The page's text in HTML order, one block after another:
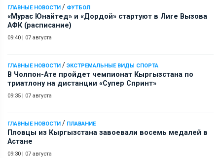
ГЛАВНЫЕ НОВОСТИ / ФУТБОЛ
«Мурас Юнайтед» и «Дордой» стартуют в Лиге Вызова
АФК (расписание)
09:40 07 августа
ГЛАВНЫЕ НОВОСТИ / ЭКСТРЕМАЛЬНЫЕ ВИДЫ СПОРТА
В Чолпон-Ате пройдет чемпионат Кыргызстана по
триатлону на дистанции «Супер Спринт»
09:35 07 августа
ГЛАВНЫЕ НОВОСТИ / ПЛАВАНИЕ
Пловцы из Кыргызстана завоевали восемь медалей в
Астане
09:30 07 августа